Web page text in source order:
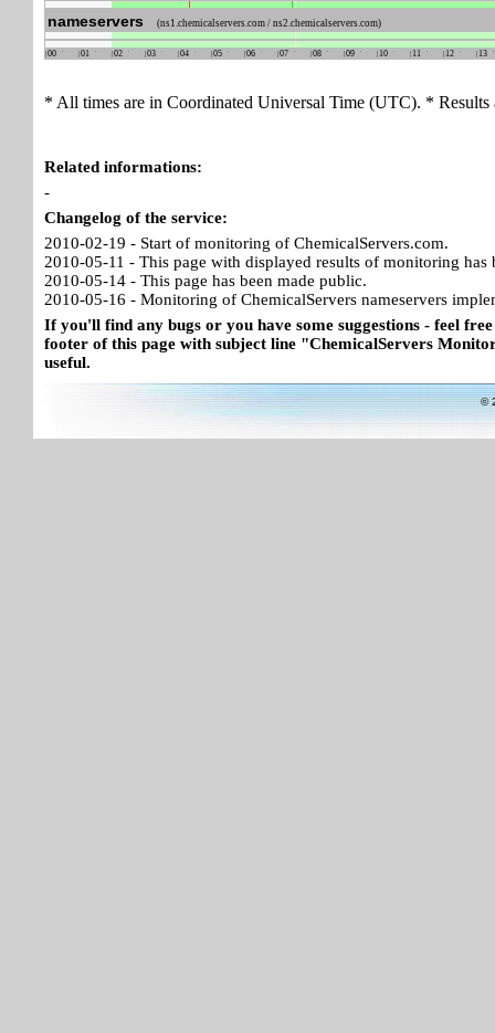
nameservers (ns1.chemicalservers.com / ns2.chemicalservers.com)
00 01 02 03 04 05 06 07 08 09 10 11 12 13
* All times are in Coordinated Universal Time (UTC). * Results
Related informations:
-
Changelog of the service:
2010-02-19 - Start of monitoring of ChemicalServers.com.
2010-05-11 - This page with displayed results of monitoring has
2010-05-14 - This page has been made public.
2010-05-16 - Monitoring of ChemicalServers nameservers
If you'll find any bugs or you have some suggestions - feel
footer of this page with subject line "ChemicalServers
useful.
©